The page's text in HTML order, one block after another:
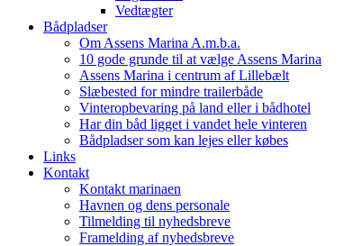
Vedtægter
Bådpladser
Om Assens Marina A.m.b.a.
10 gode grunde til at vælge Assens Marina
Assens Marina i centrum af Lillebælt
Slæbested for mindre trailerbåde
Vinteropbevaring på land eller i bådhotel
Har din båd ligget i vandet hele vinteren
Bådpladser som kan lejes eller købes
Links
Kontakt
Kontakt marinaen
Havnen og dens personale
Tilmelding til nyhedsbreve
Framelding af nyhedsbreve